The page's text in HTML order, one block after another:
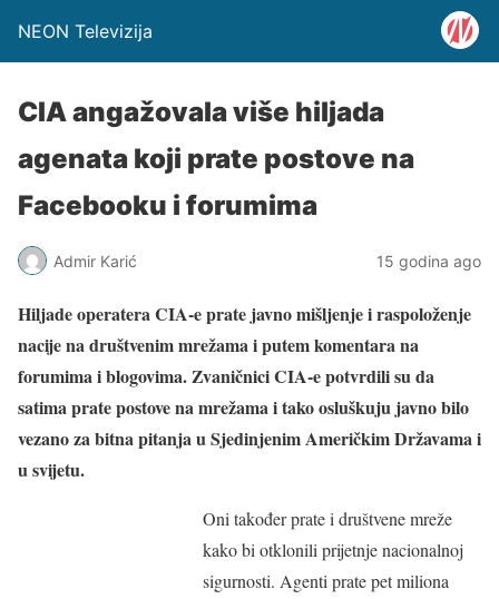
NEON Televizija
CIA angažovala više hiljada
agenata koji prate postove na
Facebooku i forumima
Admir Karić 15 godina ago
Hiljade operatera CIA-e prate javno mišljenje i raspoloženje
nacije na društvenim mrežama i putem komentara na
forumima i blogovima. Zvaničnici CIA-e potvrdili su da
satima prate postove na mrežama i tako osluškuju javno bilo
vezano za bitna pitanja u Sjedinjenim Američkim Državama i
u svijetu.
Oni također prate i društvene mreže
kako bi otklonili prijetnje nacionalnoj
sigurnosti. Agenti prate pet miliona